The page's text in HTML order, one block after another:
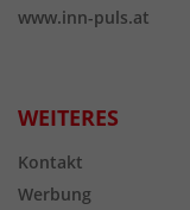
www.inn-puls.at
WEITERES
Kontakt
Werbung